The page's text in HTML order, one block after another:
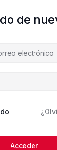
de
Acceder